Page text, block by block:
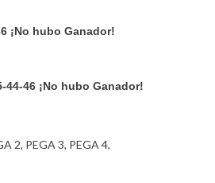
¡No hubo Ganador!
44-46 ¡No hubo Ganador!
2 PEGA 3 PEGA 4